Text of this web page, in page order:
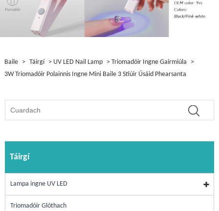
Baile > Táirgí > UV LED Nail Lamp > Triomadóir Ingne Gairmiúla
>
3W Triomadóir Polainnis Ingne Mini Baile 3 Stiúir Úsáid Phearsanta
Táirgí
Lampa ingne UV LED
Triomadóir Glóthach